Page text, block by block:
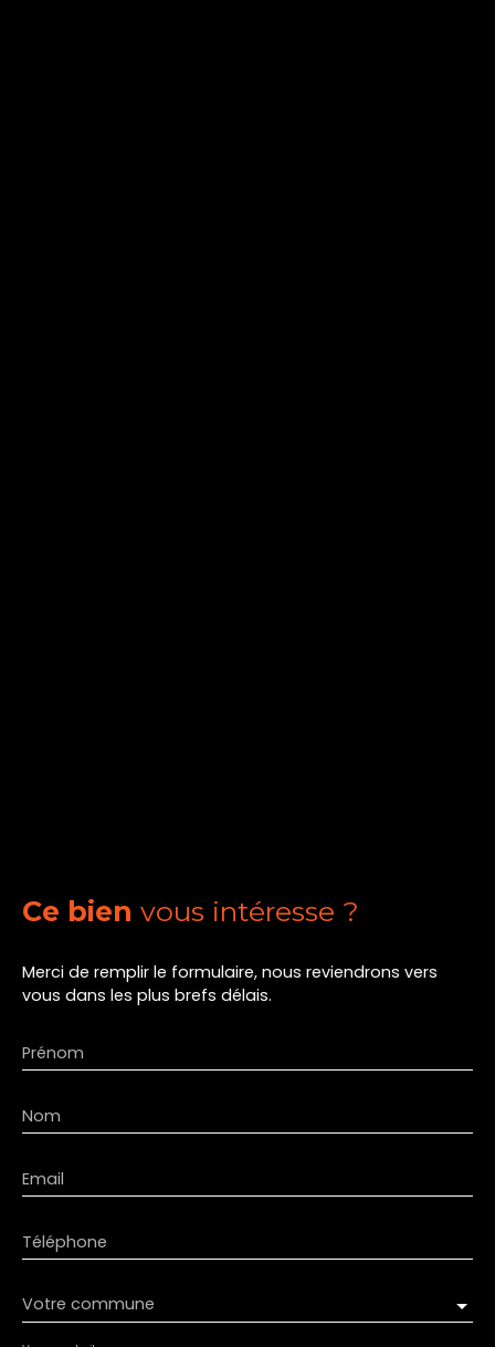
Ce bien vous intéresse ?
Merci de remplir le formulaire, nous reviendrons vers
vous dans les plus brefs délais.
Prénom
Nom
Email
Téléphone
Votre commune